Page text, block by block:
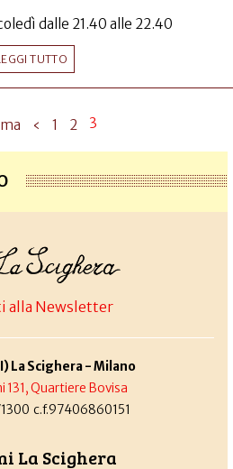
dalle 21.40 alle 22.40
TUTTO
‹ 1 2 3
alla Newsletter
La Scighera - Milano
131, Quartiere Bovisa
c.f.97406860151
La Scighera